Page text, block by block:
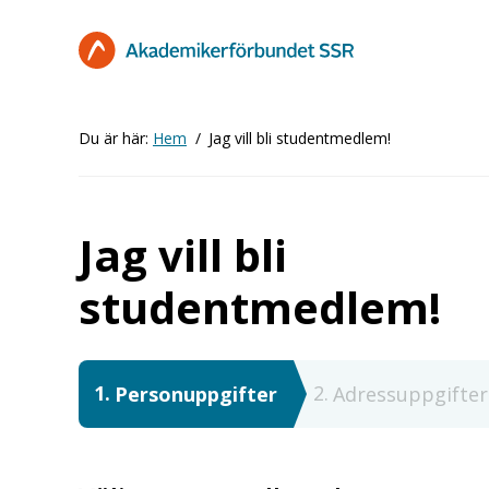
Du är här: Hem Jag vill bli studentmedlem!
Jag vill bli
studentmedlem!
1 Nuvarande
Personuppgifter 2 Adressuppgifter